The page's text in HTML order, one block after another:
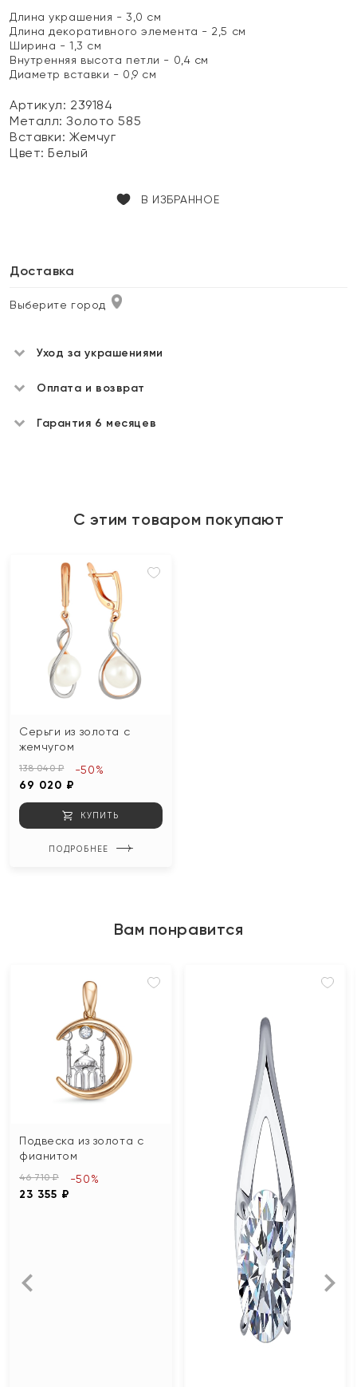
Длина украшения - 3,0 см
Длина декоративного элемента - 2,5 см
Ширина - 1,3 см
Внутренняя высота петли - 0,4 см
Диаметр вставки - 0,9 см
Артикул: 239184
Металл:Золото 585
Вставки:Жемчуг
Цвет:Белый
В ИЗБРАННОЕ
Доставка
Выберите город
Уход за украшениями
Оплата и возврат
Гарантия 6 месяцев
С этим товаром покупают
Серьги из золота с
жемчугом
138 040 ₽
69 020 ₽
-50%
КУПИТЬ
ПОДРОБНЕЕ
Вам понравится
Подвеска из золота с
фианитом
46 710 ₽
23 355 ₽
-50%